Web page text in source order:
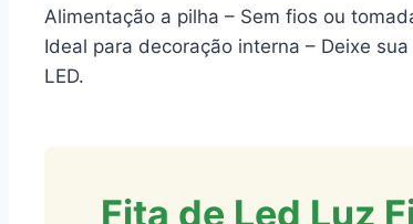
Alimentação a pilha – Sem fios ou
Ideal para decoração interna – Deixe
LED.
Fita de Led Luz